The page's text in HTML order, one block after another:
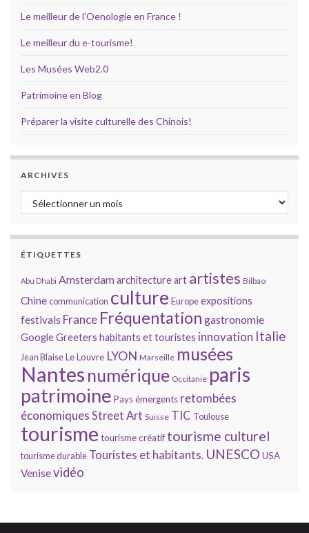
Le meilleur de l'Oenologie en France !
Le meilleur du e-tourisme!
Les Musées Web2.0
Patrimoine en Blog
Préparer la visite culturelle des Chinois!
ARCHIVES
Archives
ÉTIQUETTES
Abu Dhabi Amsterdamarchitectureart artistes Bilbao
Chinecommunication culture Europeexpositions
festivals France Fréquentation gastronomie
GoogleGreeters habitants et touristes innovation Italie
Jean BlaiseLe Louvre LYON Marseille musées
Nantes numérique Occitanie paris
patrimoine Pays émergents retombées
économiques Street Art Suisse TIC Toulouse
tourisme tourisme créatif tourisme culturel
tourisme durable Touristes et habitants. UNESCO USA
Venisevidéo